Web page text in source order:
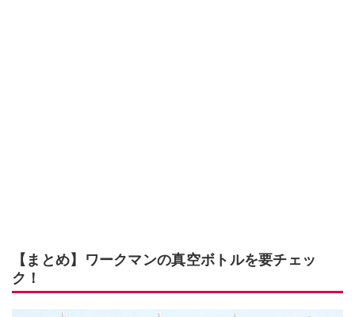
【まとめ】ワークマンの真空ボトルを要チェッ
ク！